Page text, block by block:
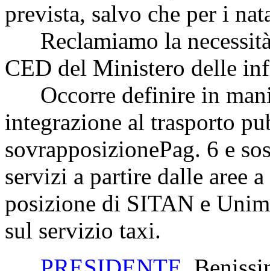
prevista, salvo che per i
Reclamiamo la
CED del Ministero delle
Occorre definire in
integrazione al trasporto
sovrapposizionePag. 6 e
servizi a partire dalle aree
posizione di SITAN e
sul servizio taxi.